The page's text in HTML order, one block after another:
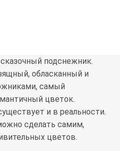
подснежник.
обласканный и
самый
цветок.
и в реальности.
сделать самим,
цветов.